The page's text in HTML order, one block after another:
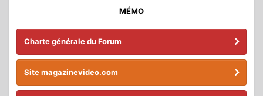
MÉMO
Charte générale du Forum
Site magazinevideo.com